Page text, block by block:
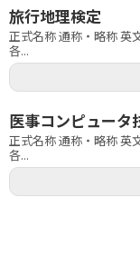
旅行地理検定
正式名称 通称・略称 英
各...
医事コンピュータ
正式名称 通称・略称 英
各...